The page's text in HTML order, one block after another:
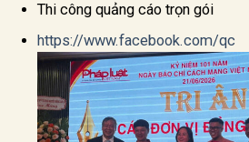
Thi công quảng cáo trọn gói
https://